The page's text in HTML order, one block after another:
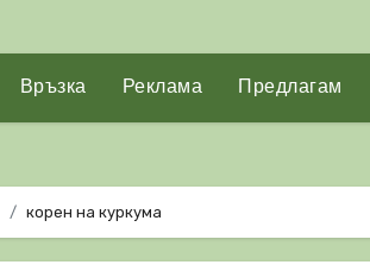
Връзка Реклама Предлагам
корен на куркума